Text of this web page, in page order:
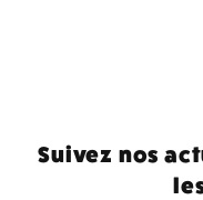
Suivez nos